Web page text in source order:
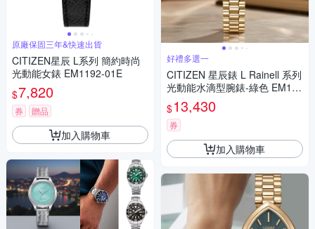
原廠保固三年&快速出貨
CITIZEN星辰 L系列 簡約時尚
光動能女錶 EM1192-01E
$7,820
券 贈品
加入購物車
好禮多選一
CITIZEN 星辰錶 L Rainell 系列
光動能水滴型腕錶-綠色 EM120
3-57X
$13,430
券
加入購物車